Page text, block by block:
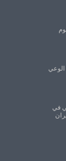
الوعي
في